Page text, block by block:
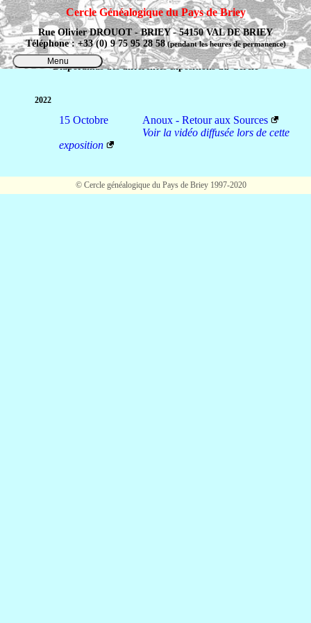
Cercle Généalogique du Pays de Briey
Rue Olivier DROUOT - BRIEY - 54150 VAL DE BRIEY
Téléphone : +33 (0) 9 75 95 28 58(pendant les heures de permanence)
Menu
Diaporamas des différentes expositions du Cercle
2022
15 Octobre
Anoux - Retour aux Sources
Voir la vidéo diffusée lors de cette
exposition
© Cercle généalogique du Pays de Briey 1997-2020